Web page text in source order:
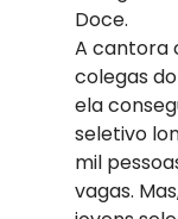
Doce.
A cantora
colegas
ela
seletivo
mil
vagas.